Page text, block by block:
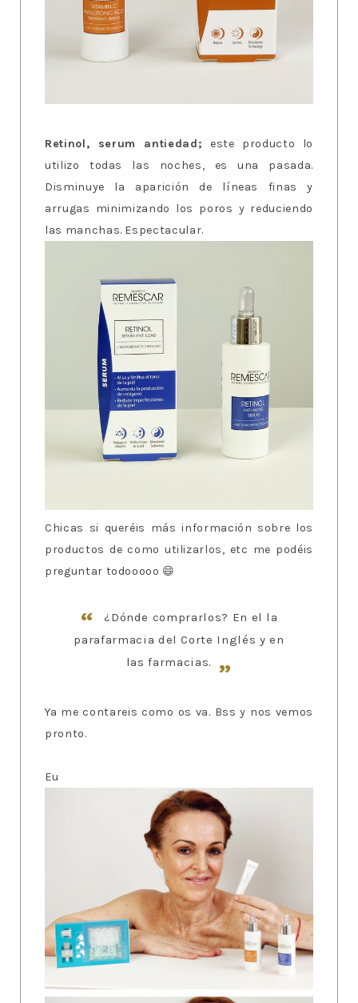
Retinol, serum antiedad; este producto lo
utilizo todas las noches, es una pasada.
Disminuye la aparición de líneas finas y
arrugas minimizando los poros y reduciendo
las manchas. Espectacular.
Chicas si queréis más información sobre los
productos de como utilizarlos, etc me podéis
preguntar todooooo 😄
¿Dónde comprarlos? En el la
parafarmacia del Corte Inglés y en
las farmacias.
Ya me contareis como os va. Bss y nos vemos
pronto.
Eu